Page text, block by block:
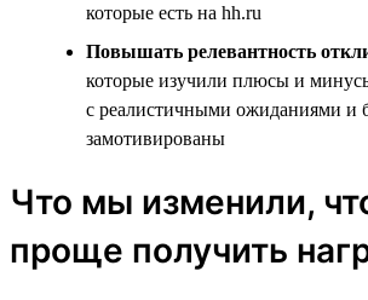
которые есть на hh.ru
Повышать релевантность
которые изучили плюсы и
с реалистичными ожиданиями и
замотивированы
Что мы изменили,
проще получить